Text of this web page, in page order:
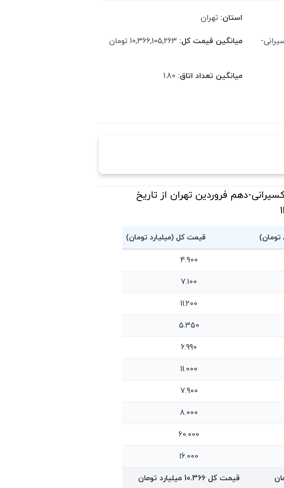
استان: تهران
میانگین قیمت کل:
میانگین تعداد اتاق:
آهنگ-پرستار-تاکسیرانی-دهم فروردین تهران از تاریخ
قیمت کل (میلیارد تومان)
4.900
7.100
11.200
5.350
6.990
11.000
7.900
8.000
60.000
16.000
قیمت کل 10.366 میلیارد تومان